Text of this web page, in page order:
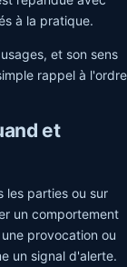
à la pratique.
et son sens
rappel à l'ordre
et
les parties ou sur
un comportement
provocation ou
un signal d'alerte.